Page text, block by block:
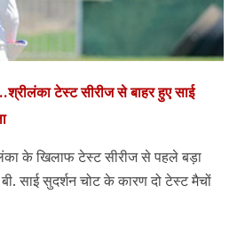
टेस्ट सीरीज से बाहर हुए साई
के खिलाफ टेस्ट सीरीज से पहले बड़ा
साई सुदर्शन चोट के कारण दो टेस्ट मैचों